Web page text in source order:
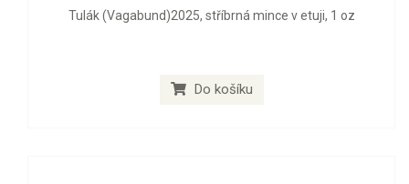
Tulák (Vagabund)2025, stříbrná mince v etuji, 1 oz
Do košíku